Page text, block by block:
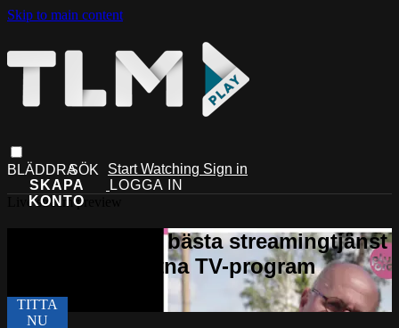
Skip to main content
Start Watching Sign in
Live stream preview